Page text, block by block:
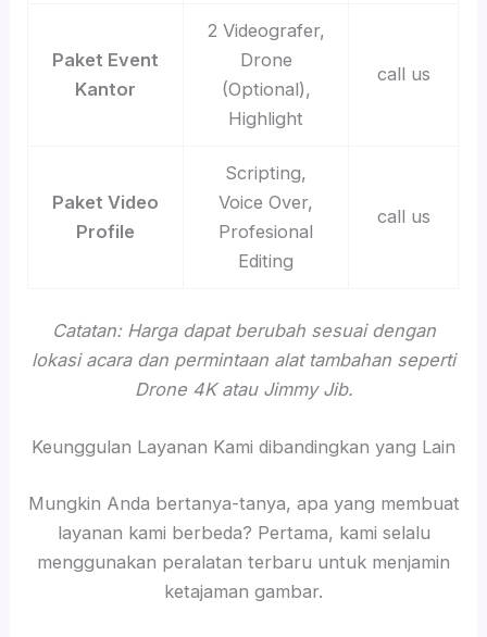
Paket Event
Kantor
2 Videografer,
Drone
(Optional),
Highlight
call us
Paket Video
Profile
Scripting,
Voice Over,
Profesional
Editing
call us
Catatan: Harga dapat berubah sesuai dengan
lokasi acara dan permintaan alat tambahan seperti
Drone 4K atau Jimmy Jib.
Keunggulan Layanan Kami dibandingkan yang Lain
Mungkin Anda bertanya-tanya, apa yang membuat
layanan kami berbeda? Pertama, kami selalu
menggunakan peralatan terbaru untuk menjamin
ketajaman gambar.